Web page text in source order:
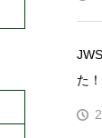
た！